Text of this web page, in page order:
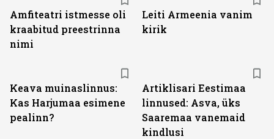
Amfiteatri istmesse oli
kraabitud preestrinna
nimi
Leiti Armeenia vanim
kirik
Keava muinaslinnus:
Kas Harjumaa esimene
pealinn?
Artiklisari Eestimaa
linnused: Asva, üks
Saaremaa vanemaid
kindlusi